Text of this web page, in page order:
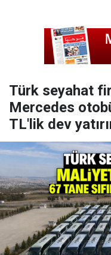
Türk seyahat
Mercedes
TL'lik dev